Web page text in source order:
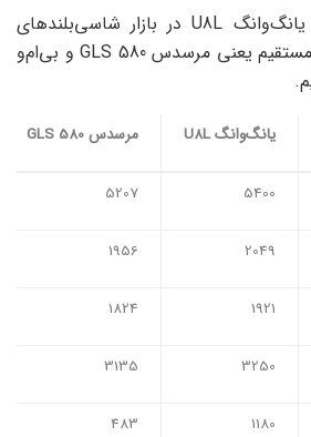
برای درک بهتر جایگاه یانگ‌وانگ U8L در بازار شاسی‌بلندهای
لوکس، آن را با 2 رقیب مستقیم یعنی مرسدس GLS 580 و بی‌ام‌و
یانگ‌وانگ مرسدس
5400
5207
2049
1956
1921
1824
3250
3135
1180
483